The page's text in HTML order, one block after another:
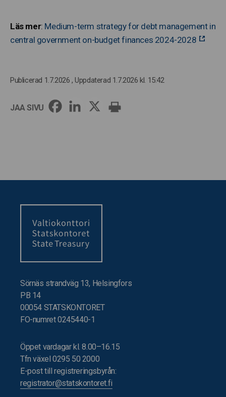
Läs mer: Medium-term strategy for debt management in
central government on-budget finances 2024-2028
Publicerad 1.7.2026 , Uppdaterad 1.7.2026 kl. 15:42
JAA SIVU
Sörnäs strandväg 13, Helsingfors
PB 14
00054 STATSKONTORET
FO-numret 0245440-1
Öppet vardagar kl. 8.00–16.15
Tfn växel 0295 50 2000
E-post till registreringsbyrån:
registrator@statskontoret.fi